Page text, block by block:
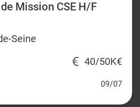
Mission CSE H/F
Seine
40/50K€
09/07